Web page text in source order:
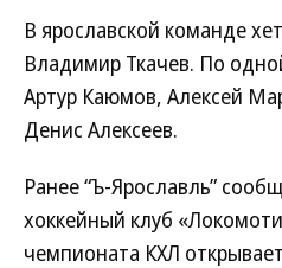
В ярославской команде
Владимир Ткачев. По
Артур Каюмов, Алексей
Денис Алексеев.
Ранее “Ъ-Ярославль”
хоккейный клуб
чемпионата КХЛ